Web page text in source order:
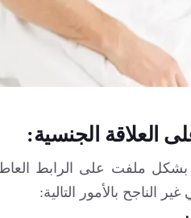
العلاقة الجنسية:
ملفت على الرابط
بالأمور التالية: